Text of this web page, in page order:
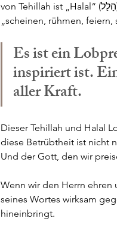
von Tehillah ist „Halal“ (הָלַל), das am häufigsten verwendete Wort für preisen in der Bibel. Es heißt
„scheinen, rühmen, feiern,
Es ist ein
inspiriert ist.
aller Kraft.
Dieser Tehillah und Halal
diese Betrübtheit ist nicht
Und der Gott, den wir
Wenn wir den Herrn ehren
seines Wortes wirksam
hineinbringt.